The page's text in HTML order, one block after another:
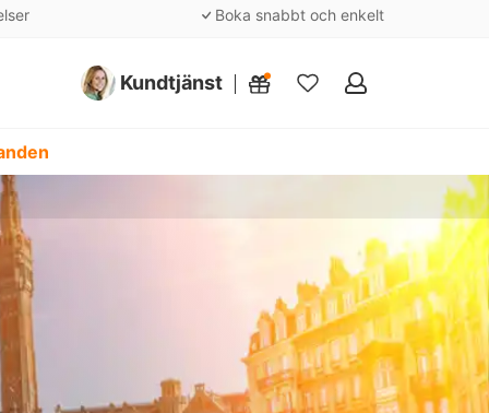
Boka snabbt och enkelt
Kundtjänst
Mina